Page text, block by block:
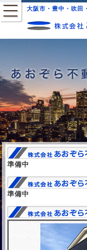
大阪市・豊中・吹田
準備中
準備中